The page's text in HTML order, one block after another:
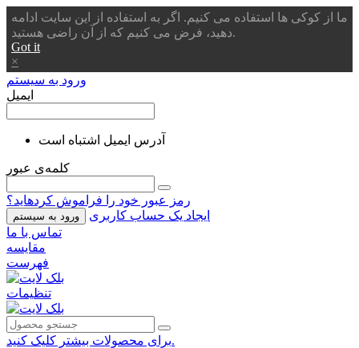
ما از کوکی ها استفاده می کنیم. اگر به استفاده از این سایت ادامه
دهید، فرض می کنیم که از آن راضی هستید.
Got it
×
ورود به سیستم
ایمیل
آدرس ایمیل اشتباه است
کلمه‌ی عبور
رمز عبور خود را فراموش کردهاید؟
ورود به سیستم
ایجاد یک حساب کاربری
تماس با ما
مقایسه
فهرست
تنظیمات
برای محصولات بیشتر کلیک کنید.